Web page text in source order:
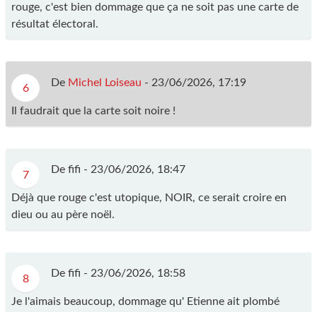
rouge, c'est bien dommage que ça ne soit pas une carte de
résultat électoral.
6 De Michel Loiseau - 23/06/2026, 17:19
Il faudrait que la carte soit noire !
7 De fifi - 23/06/2026, 18:47
Déjà que rouge c'est utopique, NOIR, ce serait croire en
dieu ou au père noël.
8 De fifi - 23/06/2026, 18:58
Je l'aimais beaucoup, dommage qu' Etienne ait plombé